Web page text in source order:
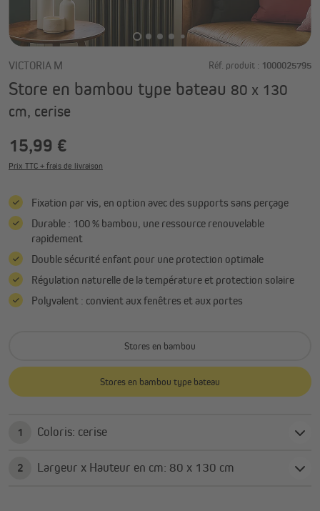
VICTORIA M Réf. produit : 1000025795
Store en bambou type bateau 80 x 130
cm, cerise
15,99 €
Prix TTC + frais de livraison
Fixation par vis, en option avec des supports sans perçage
Durable : 100 % bambou, une ressource renouvelable
rapidement
Double sécurité enfant pour une protection optimale
Régulation naturelle de la température et protection solaire
Polyvalent : convient aux fenêtres et aux portes
Stores en bambou
Stores en bambou type bateau
1 Coloris: cerise
2 Largeur x Hauteur en cm: 80 x 130 cm